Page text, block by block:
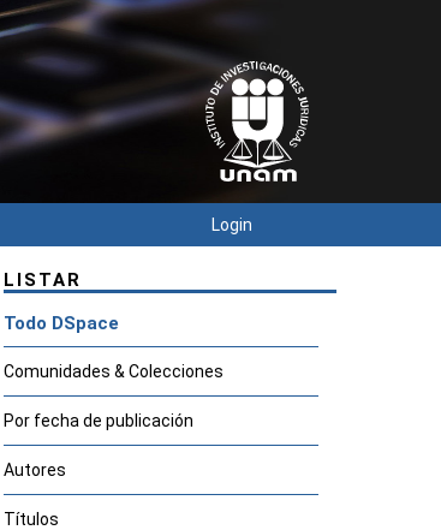
Login
LISTAR
Todo DSpace
Comunidades & Colecciones
Por fecha de publicación
Autores
Títulos